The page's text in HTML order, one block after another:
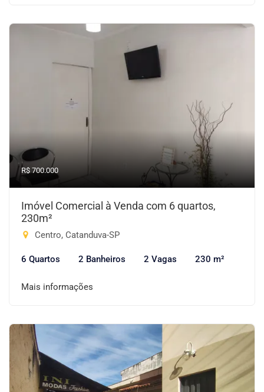
R$ 700.000
Imóvel Comercial à Venda com 6 quartos,
230m²
Centro, Catanduva-SP
6 Quartos 2 Banheiros 2 Vagas 230 m²
Mais informações